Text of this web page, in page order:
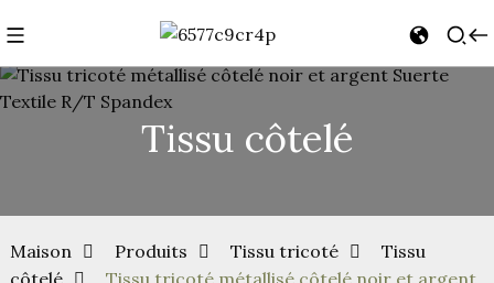
Tissu côtelé
Maison Produits Tissu tricoté
Tissu
côtelé
Tissu tricoté métallisé côtelé noir et argent